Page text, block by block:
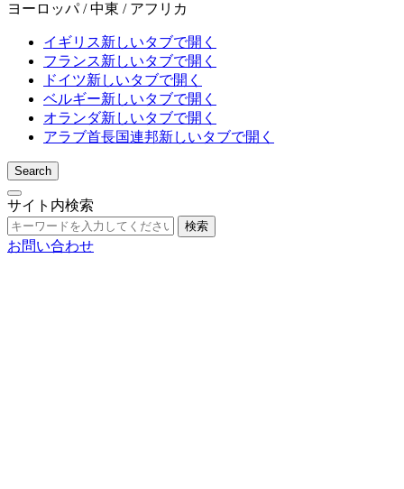
ヨーロッパ / 中東 / アフリカ
イギリス新しいタブで開く
フランス新しいタブで開く
ドイツ新しいタブで開く
ベルギー新しいタブで開く
オランダ新しいタブで開く
アラブ首長国連邦新しいタブで開く
Search
サイト内検索
検索
お問い合わせ